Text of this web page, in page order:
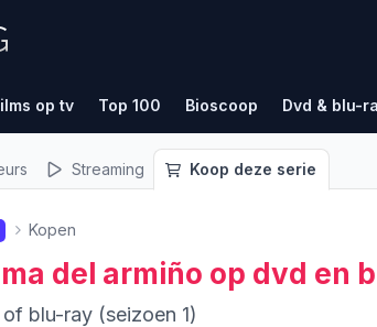
op tv Top 100 Bioscoop Dvd & blu-
Streaming Koop deze serie
Kopen
del armiño op dvd en
blu-ray (seizoen 1)